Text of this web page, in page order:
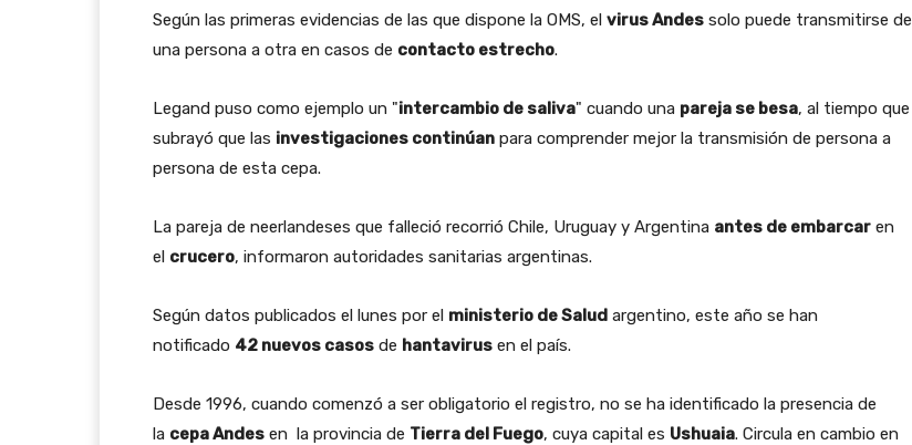
Según las primeras evidencias de las que dispone la OMS, el virus Andes solo puede transmitirse de
una persona a otra en casos de contacto estrecho.
Legand puso como ejemplo un "intercambio de saliva" cuando una pareja se besa, al tiempo que
subrayó que las investigaciones continúan para comprender mejor la transmisión de persona a
persona de esta cepa.
La pareja de neerlandeses que falleció recorrió Chile, Uruguay y Argentina antes de embarcar en
el crucero, informaron autoridades sanitarias argentinas.
Según datos publicados el lunes por el ministerio de Salud argentino, este año se han
notificado 42 nuevos casos de hantavirus en el país.
Desde 1996, cuando comenzó a ser obligatorio el registro, no se ha identificado la presencia de
la cepa Andes en la provincia de Tierra del Fuego, cuya capital es Ushuaia. Circula en cambio en